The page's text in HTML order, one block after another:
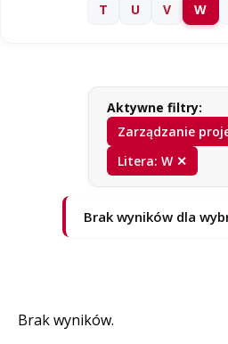
T
U V W
Aktywne filtry:
Zarządzanie
Litera: W ✕
Brak wyników dla
Brak wyników.